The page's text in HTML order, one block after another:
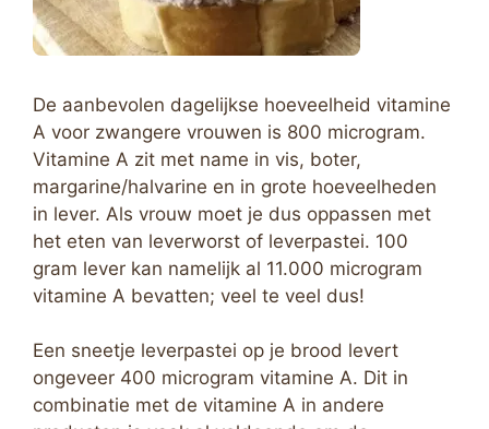
De aanbevolen dagelijkse hoeveelheid vitamine
A voor zwangere vrouwen is 800 microgram.
Vitamine A zit met name in vis, boter,
margarine/halvarine en in grote hoeveelheden
in lever. Als vrouw moet je dus oppassen met
het eten van leverworst of leverpastei. 100
gram lever kan namelijk al 11.000 microgram
vitamine A bevatten; veel te veel dus!
Een sneetje leverpastei op je brood levert
ongeveer 400 microgram vitamine A. Dit in
combinatie met de vitamine A in andere